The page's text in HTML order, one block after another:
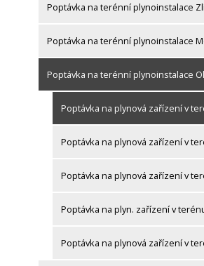
Poptávka na terénní plynoinstalace
Poptávka na terénní plynoinstalace
Poptávka na terénní plynoinstalace
Poptávka na plynová zařízení v
Poptávka na plynová zařízení v
Poptávka na plynová zařízení v
Poptávka na plyn. zařízení v
Poptávka na plynová zařízení v